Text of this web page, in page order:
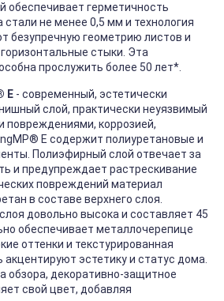
обеспечивает герметичность
не менее 0,5 мм и технология
безупречную геометрию листов и
стыки. Эта
прослужить более 50 лет*.
E - современный, эстетически
слой, практически неуязвимый
повреждениями, коррозией,
® E содержит полиуретановые и
Полиэфирный слой отвечает за
и предупреждает растрескивание
повреждений материал
в составе верхнего слоя.
довольно высока и составляет 45
обеспечивает металлочерепице
оттенки и текстурированная
эстетику и статус дома.
обзора, декоративно-защитное
свой цвет, добавляя